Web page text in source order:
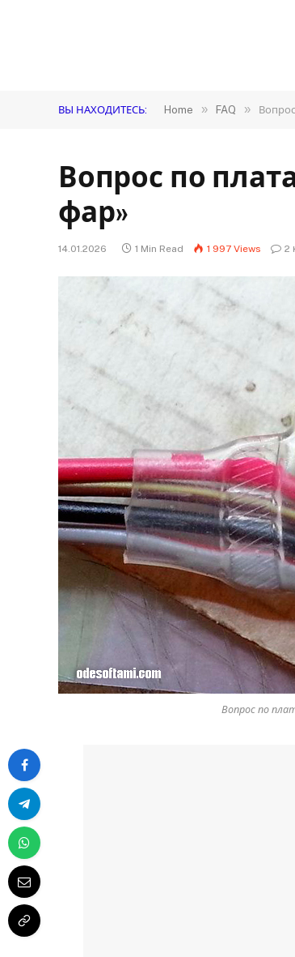
ВЫ НАХОДИТЕСЬ: Home » FAQ »
Вопрос по
фар»
14.01.2026 1 Min Read 1 997 Views 2
Вопрос по